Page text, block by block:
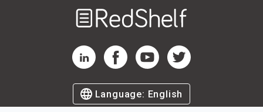
RedShelf LinkedIn Page
RedShelf Facebook Page
RedShelf YouTube Page
RedShelf Twitter Page
Language: English